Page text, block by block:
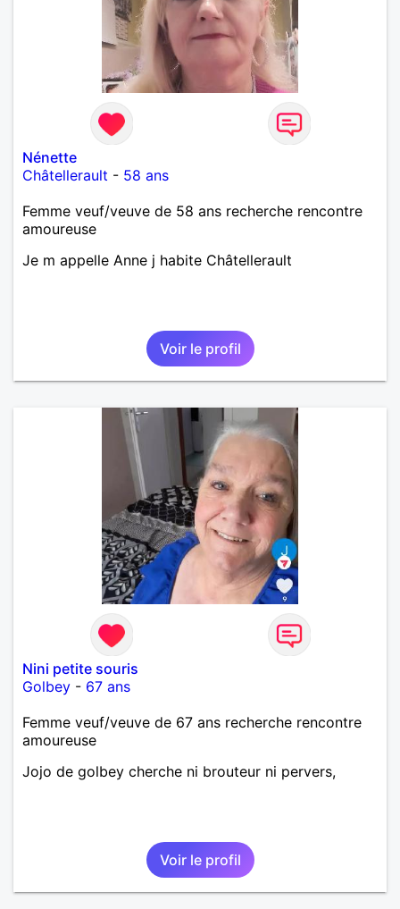
Nénette
Châtellerault - 58 ans
Femme veuf/veuve de 58 ans recherche rencontre
amoureuse
Je m appelle Anne j habite Châtellerault
Voir le profil
Nini petite souris
Golbey - 67 ans
Femme veuf/veuve de 67 ans recherche rencontre
amoureuse
Jojo de golbey cherche ni brouteur ni pervers,
Voir le profil